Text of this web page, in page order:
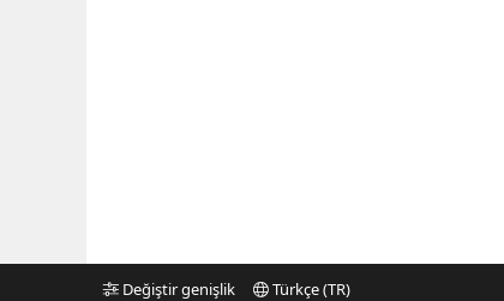
Değiştir genişlik Türkçe (TR)